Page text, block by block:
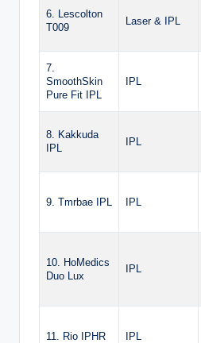
6. Lescolton
T009
Laser & IPL
7.
SmoothSkin
Pure Fit IPL
IPL
8. Kakkuda
IPL
IPL
9. Tmrbae IPL IPL
10. HoMedics
Duo Lux
IPL
11. Rio IPHR IPL